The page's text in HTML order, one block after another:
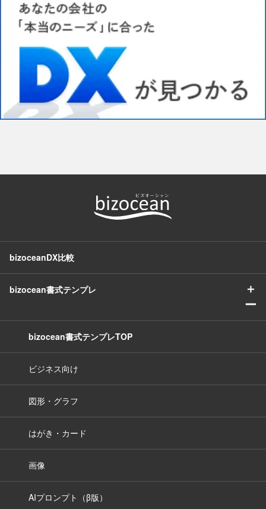
bizoceanDX比較
bizocean書式テンプレ
＋
ー
bizocean書式テンプレTOP
ビジネス向け
図形・グラフ
はがき・カード
画像
AIプロンプト（β版）